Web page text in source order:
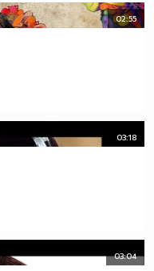
02:55
03:18
03:04